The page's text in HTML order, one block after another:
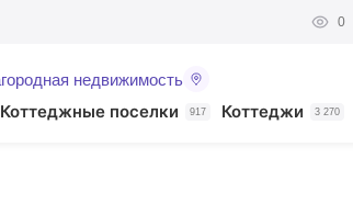
0
недвижимость
Коттеджные поселки 917 Коттеджи 3 270